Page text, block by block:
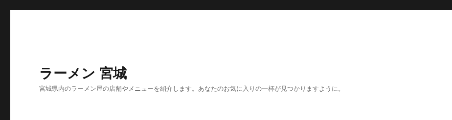
ラーメン 宮城
宮城県内のラーメン屋の店舗やメニューを紹介します。あなたのお気に入りの一杯が見つかりますように。